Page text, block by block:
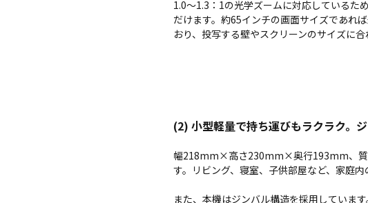
1.0～1.3：1の光学ズームに対応しているた
だけます。約65インチの画面サイズであれ
おり、投写する壁やスクリーンのサイズに
(2) 小型軽量で持ち運びもラクラク。
幅218mm×高さ230mm×奥行193mm、質
す。リビング、寝室、子供部屋など、家庭
また、本機はジンバル構造を採用していま